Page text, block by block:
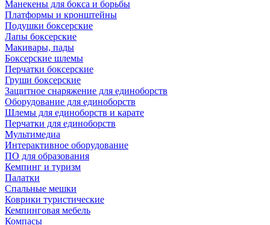
Манекены для бокса и борьбы
Платформы и кронштейны
Подушки боксерские
Лапы боксерские
Макивары, пады
Боксерские шлемы
Перчатки боксерские
Груши боксерские
Защитное снаряжение для единоборств
Оборудование для единоборств
Шлемы для единоборств и карате
Перчатки для единоборств
Мультимедиа
Интерактивное оборудование
ПО для образования
Кемпинг и туризм
Палатки
Спальные мешки
Коврики туристические
Кемпинговая мебель
Компасы